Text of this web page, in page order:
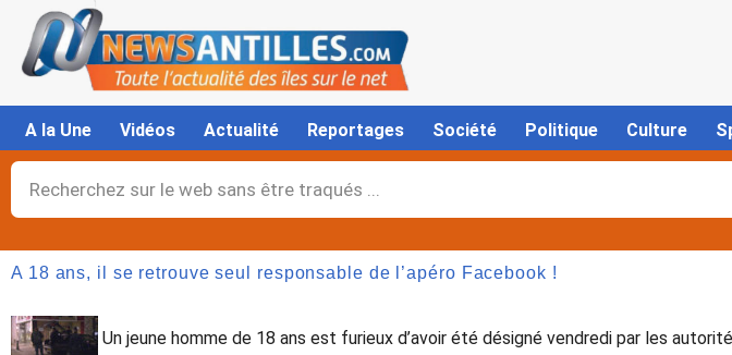
contenu
A la Une Vidéos Actualité Reportages Société Politique Culture
Rechercher
A 18 ans, il se retrouve seul responsable de l’apéro Facebook !
Un jeune homme de 18 ans est furieux d’avoir été désigné vendredi par les